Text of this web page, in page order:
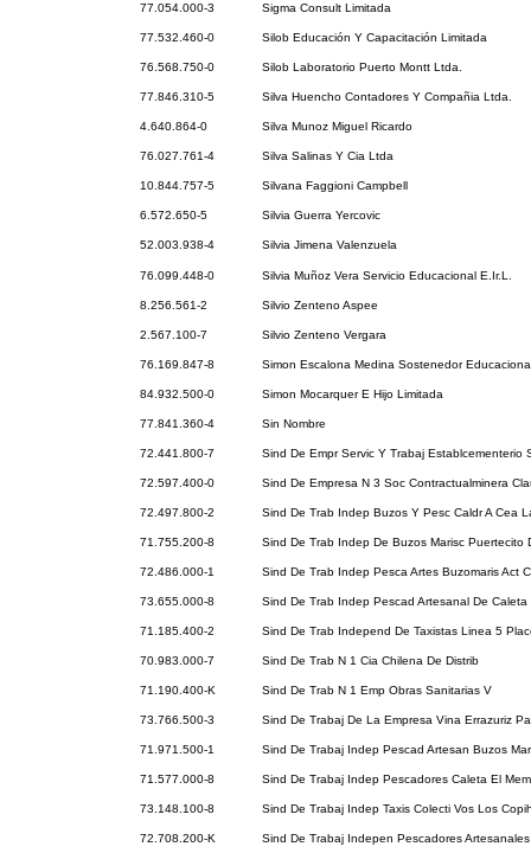
77.054.000-3 Sigma Consult Limitada
77.532.460-0 Silob Educación Y Capacitación Limitada
76.568.750-0 Silob Laboratorio Puerto Montt Ltda.
77.846.310-5 Silva Huencho Contadores Y Compañia Ltda.
4.640.864-0 Silva Munoz Miguel Ricardo
76.027.761-4 Silva Salinas Y Cia Ltda
10.844.757-5 Silvana Faggioni Campbell
6.572.650-5 Silvia Guerra Yercovic
52.003.938-4 Silvia Jimena Valenzuela
76.099.448-0 Silvia Muñoz Vera Servicio Educacional E.Ir.L.
8.256.561-2 Silvio Zenteno Aspee
2.567.100-7 Silvio Zenteno Vergara
76.169.847-8 Simon Escalona Medina Sostenedor
84.932.500-0 Simon Mocarquer E Hijo Limitada
77.841.360-4 Sin Nombre
72.441.800-7 Sind De Empr Servic Y Trabaj Establcementerio
72.597.400-0 Sind De Empresa N 3 Soc Contractualminera
72.497.800-2 Sind De Trab Indep Buzos Y Pesc Caldr A Cea
71.755.200-8 Sind De Trab Indep De Buzos Marisc Puertecito
72.486.000-1 Sind De Trab Indep Pesca Artes Buzomaris Act
73.655.000-8 Sind De Trab Indep Pescad Artesanal De Caleta
71.185.400-2 Sind De Trab Independ De Taxistas Linea 5
70.983.000-7 Sind De Trab N 1 Cia Chilena De Distrib
71.190.400-K Sind De Trab N 1 Emp Obras Sanitarias V
73.766.500-3 Sind De Trabaj De La Empresa Vina Errazuriz
71.971.500-1 Sind De Trabaj Indep Pescad Artesan Buzos
71.577.000-8 Sind De Trabaj Indep Pescadores Caleta El
73.148.100-8 Sind De Trabaj Indep Taxis Colecti Vos Los
72.708.200-K Sind De Trabaj Indepen Pescadores